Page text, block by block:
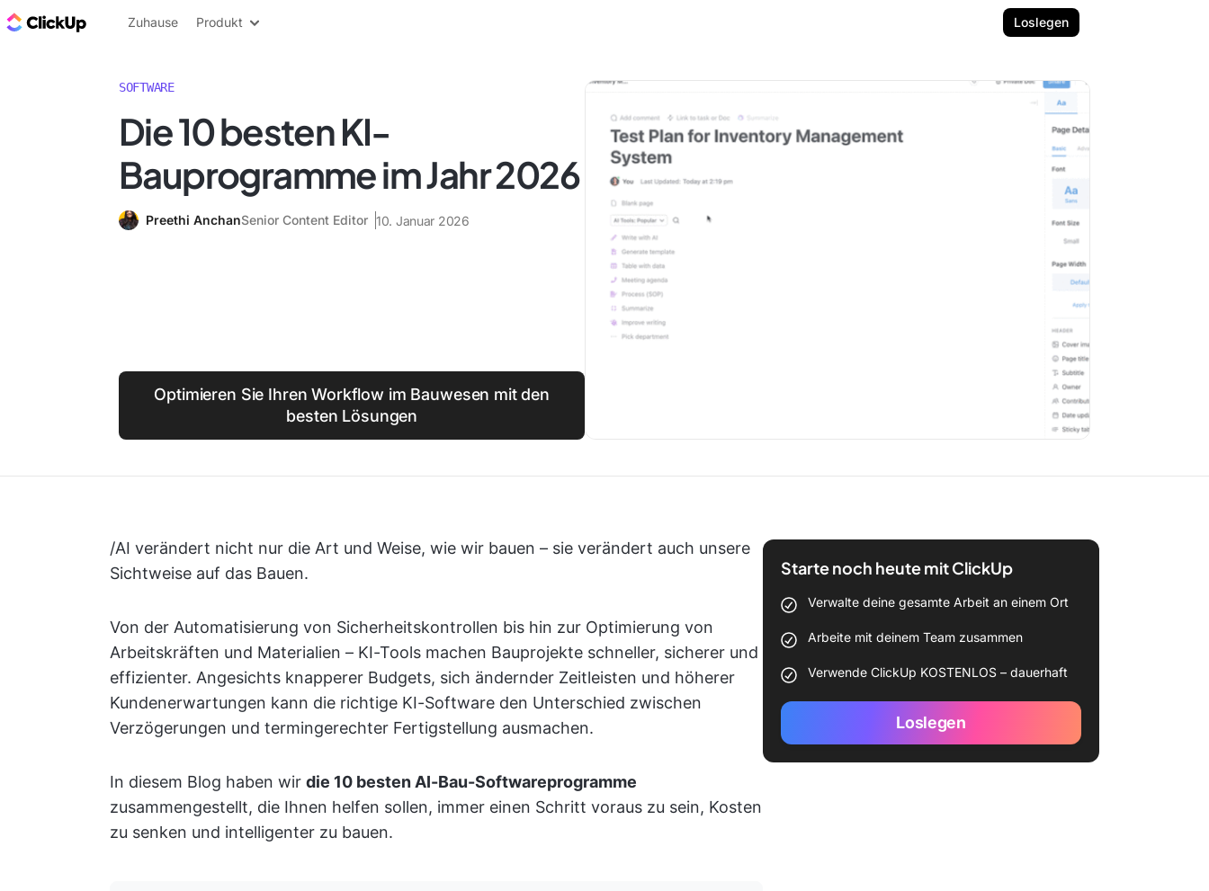
ClickUp Blog
Zuhause Produkt Loslegen
SOFTWARE
Die 10 besten KI-
Bauprogramme im Jahr 2026
Preethi AnchanSenior Content Editor 10. Januar 2026
Optimieren Sie Ihren Workflow im Bauwesen mit den
besten Lösungen
/AI verändert nicht nur die Art und Weise, wie wir bauen – sie verändert auch unsere
Sichtweise auf das Bauen.
Von der Automatisierung von Sicherheitskontrollen bis hin zur Optimierung von
Arbeitskräften und Materialien – KI-Tools machen Bauprojekte schneller, sicherer und
effizienter. Angesichts knapperer Budgets, sich ändernder Zeitleisten und höherer
Kundenerwartungen kann die richtige KI-Software den Unterschied zwischen
Verzögerungen und termingerechter Fertigstellung ausmachen.
In diesem Blog haben wir die 10 besten AI-Bau-Softwareprogramme
zusammengestellt, die Ihnen helfen sollen, immer einen Schritt voraus zu sein, Kosten
zu senken und intelligenter zu bauen.
Starte noch heute mit ClickUp
Verwalte deine gesamte Arbeit an einem Ort
Arbeite mit deinem Team zusammen
Verwende ClickUp KOSTENLOS – dauerhaft
Loslegen